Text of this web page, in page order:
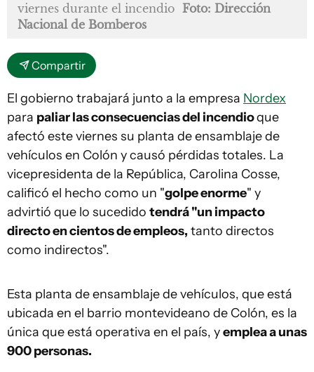
viernes durante el incendio Foto: Dirección
Nacional de Bomberos
Compartir
El gobierno trabajará junto a la empresa Nordex
para paliar las consecuencias del incendioque
afectó este viernes su planta de ensamblaje de
vehículos en Colón y causó pérdidas totales. La
vicepresidenta de la República, Carolina Cosse,
calificó el hecho como un "golpe enorme" y
advirtió que lo sucedido tendrá "un impacto
directo en cientos de empleos, tanto directos
como indirectos".
Esta planta de ensamblaje de vehículos, que está
ubicada en el barrio montevideano de Colón, es la
única que está operativa en el país, yemplea a unas
900 personas.